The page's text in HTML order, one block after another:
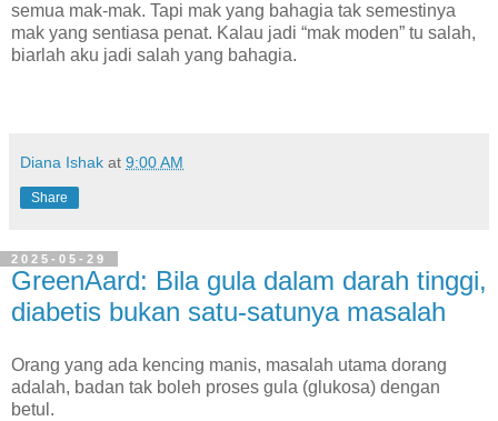
semua mak-mak. Tapi mak yang bahagia tak semestinya
mak yang sentiasa penat. Kalau jadi “mak moden” tu salah,
biarlah aku jadi salah yang bahagia.
Diana Ishak at 9:00 AM
Share
2025-05-29
GreenAard: Bila gula dalam darah tinggi,
diabetis bukan satu-satunya masalah
Orang yang ada kencing manis, masalah utama dorang
adalah, badan tak boleh proses gula (glukosa) dengan
betul.